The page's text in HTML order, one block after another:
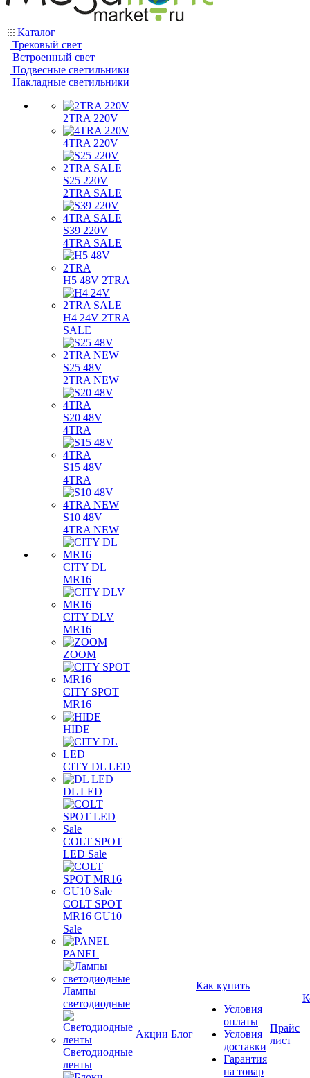
Каталог
Трековый свет
Встроенный свет
Подвесные светильники
Накладные светильники
2TRA 220V
4TRA 220V
S25 220V
2TRA SALE
S39 220V
4TRA SALE
H5 48V 2TRA
H4 24V 2TRA
SALE
S25 48V
2TRA NEW
S20 48V
4TRA
S15 48V
4TRA
S10 48V
4TRA NEW
CITY DL
MR16
CITY DLV
MR16
ZOOM
CITY SPOT
MR16
HIDE
CITY DL LED
DL LED
COLT SPOT
LED Sale
COLT SPOT
MR16 GU10
Sale
PANEL
Лампы
светодиодные
Светодиодные
ленты
Акции Блог
Как купить
Условия
оплаты
Условия
доставки
Гарантия
на товар
Прайс
лист